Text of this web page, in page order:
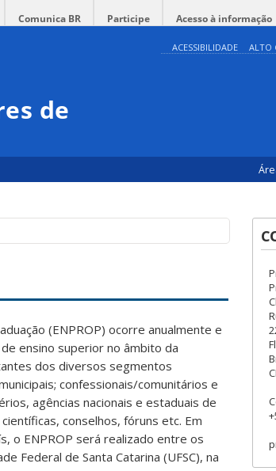
Comunica BR Participe Acesso à informação
ACESSIBILIDADE ALTO
de
(ENPROP) ocorre anualmente e
ensino superior no âmbito da
dos diversos segmentos
confessionais/comunitários e
agências nacionais e estaduais de
conselhos, fóruns etc. Em
o ENPROP será realizado entre os
Federal de Santa Catarina (UFSC), na